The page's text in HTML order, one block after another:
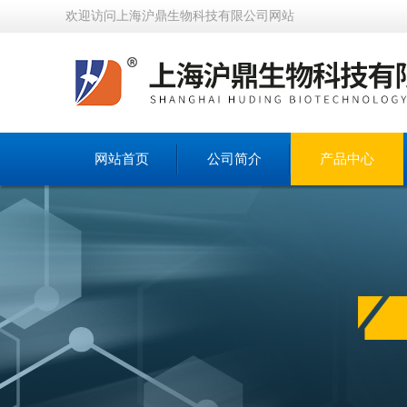
欢迎访问上海沪鼎生物科技有限公司网站
网站首页 公司简介 产品中心